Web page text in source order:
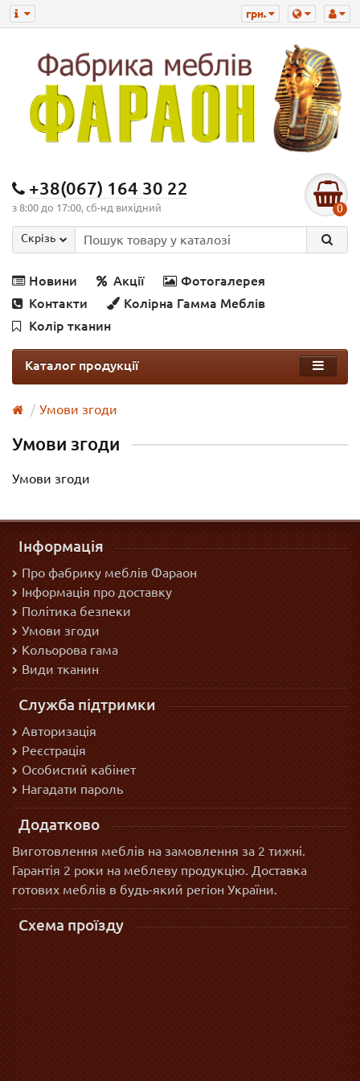
грн.
+38(067) 164 30 22
з 8:00 до 17:00, сб-нд вихідний 0
Скрізь
Новини Акції
Фотогалерея
Контакти
Колірна Гамма Меблів
Колір тканин
Каталог продукції
Умови згоди
Умови згоди
Умови згоди
Інформація
Про фабрику меблів Фараон
Інформація про доставку
Політика безпеки
Умови згоди
Кольорова гама
Види тканин
Служба підтримки
Авторизація
Реєстрація
Особистий кабінет
Нагадати пароль
Додатково
Виготовлення меблів на замовлення за 2 тижні.
Гарантія 2 роки на меблеву продукцію. Доставка
готових меблів в будь-який регіон України.
Схема проїзду